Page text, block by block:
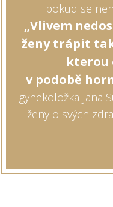
pokud se
„Vlivem
ženy trápit
kterou
v podobě
gynekoložka Jana
ženy o svých